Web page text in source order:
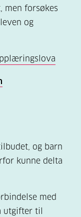
i barnehage
fra
men forsøkes
og
og barn
kunne delta
med
utgifter til